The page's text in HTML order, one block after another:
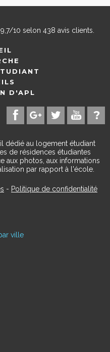
9,7/10 selon 438 avis clients.
D'APL
dédié au logement étudiant
de résidences étudiantes
aux photos, aux informations
par rapport à l'école.
- Politique de confidentialité
ville